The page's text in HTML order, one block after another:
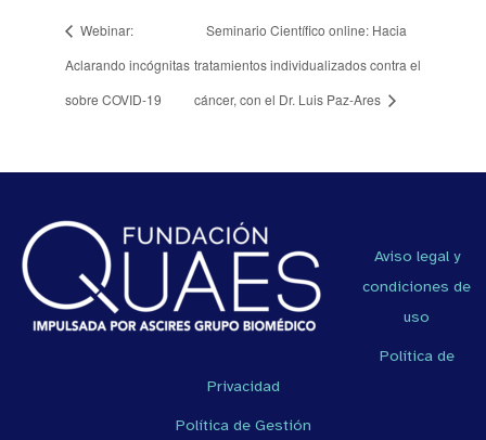
Webinar:
Aclarando incógnitas
sobre COVID-19
Seminario Científico online: Hacia
tratamientos individualizados contra el
cáncer, con el Dr. Luis Paz-Ares
Aviso legal y
condiciones de
uso
Política de
Privacidad
Política de Gestión